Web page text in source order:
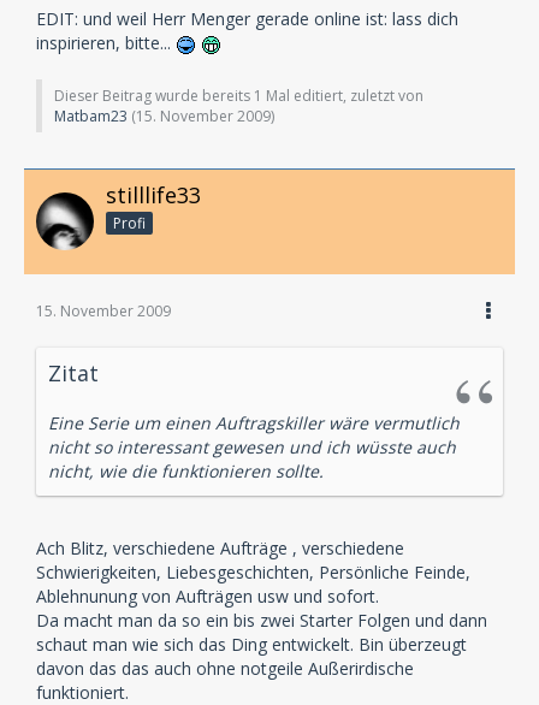
EDIT: und weil Herr Menger gerade online ist: lass dich
inspirieren, bitte...
Dieser Beitrag wurde bereits 1 Mal editiert, zuletzt von
Matbam23 (15. November 2009)
stilllife33
Profi
15. November 2009
Zitat
Eine Serie um einen Auftragskiller wäre vermutlich
nicht so interessant gewesen und ich wüsste auch
nicht, wie die funktionieren sollte.
Ach Blitz, verschiedene Aufträge , verschiedene
Schwierigkeiten, Liebesgeschichten, Persönliche Feinde,
Ablehnunung von Aufträgen usw und sofort.
Da macht man da so ein bis zwei Starter Folgen und dann
schaut man wie sich das Ding entwickelt. Bin überzeugt
davon das das auch ohne notgeile Außerirdische
funktioniert.